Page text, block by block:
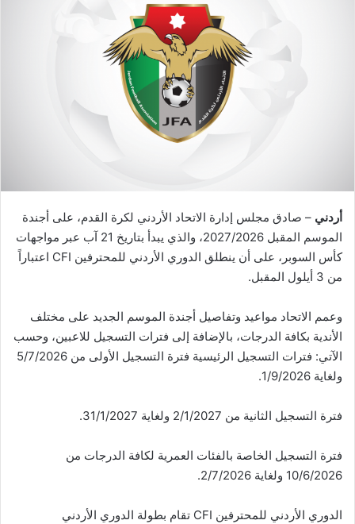
أردني – صادق مجلس إدارة الاتحاد الأردني لكرة القدم، على أجندة
الموسم المقبل 2027/2026، والذي يبدأ بتاريخ 21 آب عبر مواجهات
كأس السوبر، على أن ينطلق الدوري الأردني للمحترفين CFI اعتباراً
من 3 أيلول المقبل.
وعمم الاتحاد مواعيد وتفاصيل أجندة الموسم الجديد على مختلف
الأندية بكافة الدرجات، بالإضافة إلى فترات التسجيل للاعبين، وحسب
الآتي: فترات التسجيل الرئيسية فترة التسجيل الأولى من 5/7/2026
ولغاية 1/9/2026.
فترة التسجيل الثانية من 2/1/2027 ولغاية 31/1/2027.
فترة التسجيل الخاصة بالفئات العمرية لكافة الدرجات من
10/6/2026 ولغاية 2/7/2026.
الدوري الأردني للمحترفين CFI تقام بطولة الدوري الأردني